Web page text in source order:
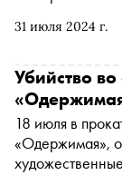
31 июля 2024 г.
захолустного
Брюно Дюмоном
кино и роли
Убийство
18 июля в
«Одержимая»,